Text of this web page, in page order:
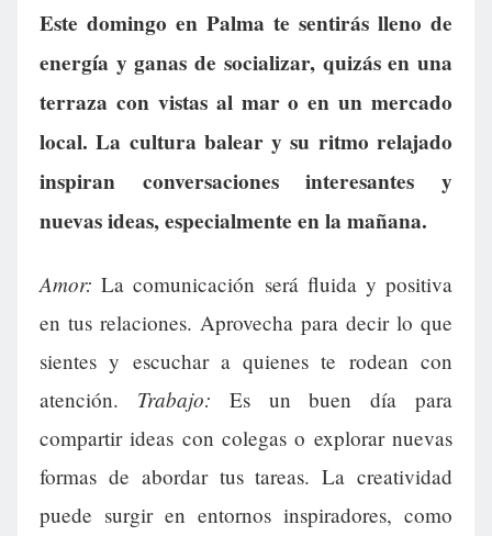
Este domingo en Palma te sentirás lleno de
energía y ganas de socializar, quizás en una
terraza con vistas al mar o en un mercado
local. La cultura balear y su ritmo relajado
inspiran conversaciones interesantes y
nuevas ideas, especialmente en la mañana.
Amor: La comunicación será fluida y positiva
en tus relaciones. Aprovecha para decir lo que
sientes y escuchar a quienes te rodean con
atención. Trabajo: Es un buen día para
compartir ideas con colegas o explorar nuevas
formas de abordar tus tareas. La creatividad
puede surgir en entornos inspiradores, como